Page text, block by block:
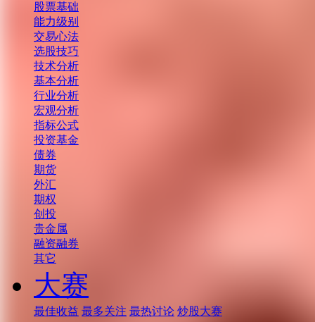
股票基础
能力级别
交易心法
选股技巧
技术分析
基本分析
行业分析
宏观分析
指标公式
投资基金
债券
期货
外汇
期权
创投
贵金属
融资融券
其它
大赛
最佳收益 最多关注 最热讨论 炒股大赛